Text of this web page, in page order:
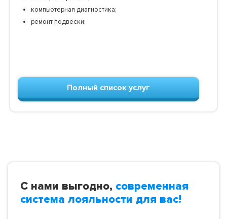
компьютерная диагностика;
ремонт подвески;
Полный список услуг
С нами выгодно, современная
система лояльности для вас!